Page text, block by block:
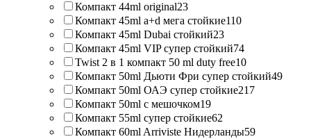
Компакт 44ml original23
Компакт 45ml a+d мега стойкие110
Компакт 45ml Dubai стойкий23
Компакт 45ml VIP супер стойкий74
Twist 2 в 1 компакт 50 ml duty free10
Компакт 50ml Дьюти Фри супер стойкий49
Компакт 50ml ОАЭ супер стойкие217
Компакт 50ml с мешочком19
Компакт 55ml супер стойкие62
Компакт 60ml Arriviste Нидерланды59